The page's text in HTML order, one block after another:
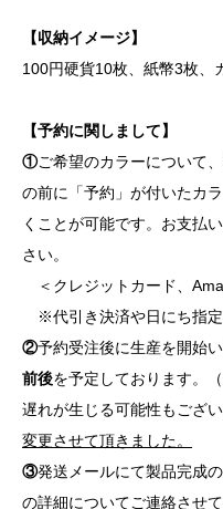
【収納イメージ】
100円硬貨10枚、紙幣3枚、
【予約に関しまして】
①ご希望のカラーについて
の前に「予約」が付いたカ
くことが可能です。お支払
さい。
＜クレジットカード、
※代引き決済や日にち指定
②予約受注後に生産を開始
前後を予定しております。
遅れが生じる可能性もござい
変更させて頂きました。
③発送メールにて製品完成
の詳細についてご連絡させて